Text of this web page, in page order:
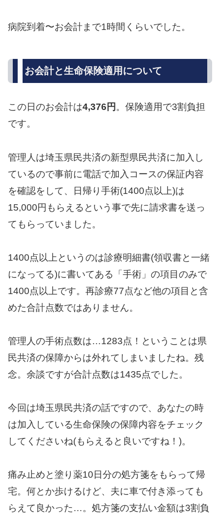
病院到着〜お会計まで1時間くらいでした。
お会計と生命保険適用について
この日のお会計は4,376円 。保険適用で3割負担
です。
管理人は埼玉県民共済の新型県民共済に加入し
ているので事前に電話で加入コースの保証内容
を確認をして、日帰り手術(1400点以上)は
15,000円もらえるという事で先に請求書を送っ
てもらっていました。
1400点以上というのは診療明細書(領収書と一緒
になってる)に書いてある「手術」の項目のみで
1400点以上です。再診療77点など他の項目と含
めた合計点数ではありません。
管理人の手術点数は…1283点！ということは県
民共済の保障からは外れてしまいましたね。残
念。余談ですが合計点数は1435点でした。
今回は埼玉県民共済の話ですので、あなたの時
は加入している生命保険の保障内容をチェック
してくださいね(もらえると良いですね！)。
痛み止めと塗り薬10日分の処方箋をもらって帰
宅。何とか歩けるけど、夫に車で付き添っても
らえて良かった…。処方箋の支払い金額は3割負